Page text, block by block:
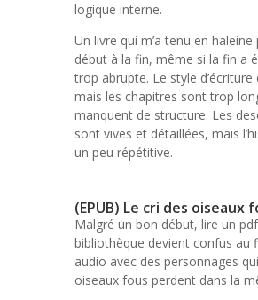
logique interne.
Un livre qui m’a tenu en
début à la fin, même si la fin a
trop abrupte. Le style d’écriture
mais les chapitres sont trop
manquent de structure. Les
sont vives et détaillées, mais
un peu répétitive.
(EPUB) Le cri des oiseaux
Malgré un bon début, lire un pdf
bibliothèque devient confus au
audio avec des personnages
oiseaux fous perdent dans la